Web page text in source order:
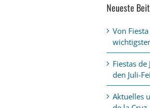
Neueste
Von
Fiestas
den Juli-
Aktuelles